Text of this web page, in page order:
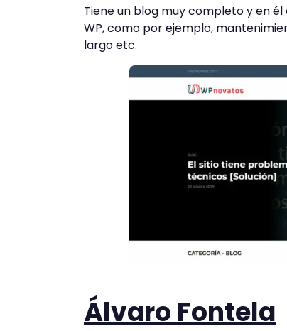
Tiene un blog muy completo y en
WP, como por ejemplo,
largo etc.
Álvaro Fontela